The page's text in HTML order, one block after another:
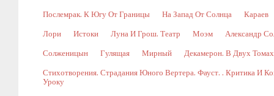
Послемрак. К Югу От Границы На Запад От Солнца Караев
Лори Истоки Луна И Грош. Театр Моэм Александр
Солженицын Гулящая Мирный Декамерон. В Двух
Стихотворения. Страдания Юного Вертера. Фауст. . Критика И
Уроку